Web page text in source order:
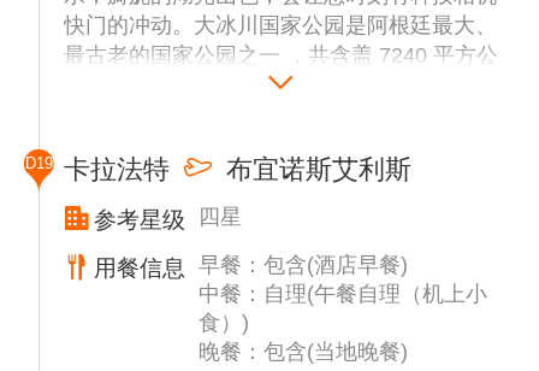
快门的冲动。大冰川国家公园是阿根廷最大、
最古老的国家公园之一 ，共含盖 7240 平方公
里的面积 ， 在1937 年就已成为国家公园，并
目前世界上壮观的自然奇观 ，3 万年前形成的
冰天雪地。
之后我们将【乘船（约1小时）】近距离面对
面的观看【莫雷诺冰川】， 伴随着“轰轰”的冰
川崩裂声，一块块巨大的冰块落入阿根廷湖，
一声声震耳欲聋的响声让人屏息凝注，但很
快，一切又都归于平静。
D19 卡拉法特 布宜诺斯艾利斯
参考星级 四星
用餐信息
早餐：包含(酒店早餐)
中餐：自理(午餐自理（机上小
食）)
晚餐：包含(当地晚餐)